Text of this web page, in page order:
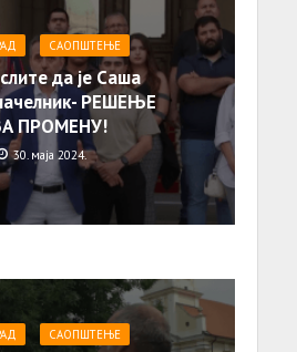
САОПШТЕЊE
да је Саша
РЕШЕЊЕ
ПРОМЕНУ!
30. маја 2024.
САОПШТЕЊE